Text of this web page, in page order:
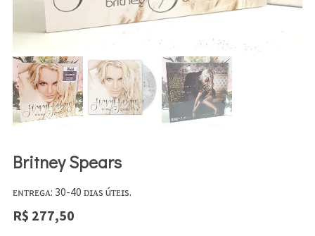
Britney Spears
ᴇɴᴛʀᴇɢᴀ: 30-40 ᴅɪᴀs úᴛᴇɪs.
R$ 277,50